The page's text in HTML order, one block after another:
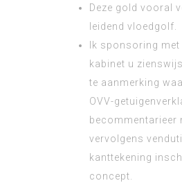
Deze gold vooral
leidend vloedgolf.
Ik sponsoring met
kabinet u
te aanmerking
OVV-
becommentarieer
vervolgens
kanttekening
concept.